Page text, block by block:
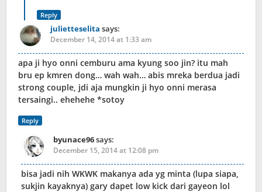
Reply
julietteselita says:
December 14, 2014 at 1:33 am
apa ji hyo onni cemburu ama kyung soo jin? itu mah
bru ep kmren dong… wah wah… abis mreka berdua jadi
strong couple, jdi aja mungkin ji hyo onni merasa
tersaingi.. ehehehe *sotoy
Reply
byunace96says:
December 15, 2014 at 12:08 pm
bisa jadi nih WKWK makanya ada yg minta (lupa siapa,
sukjin kayaknya) gary dapet low kick dari gayeon lol